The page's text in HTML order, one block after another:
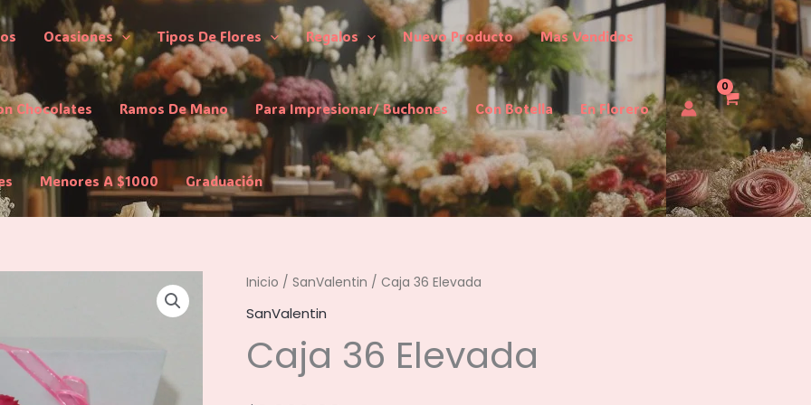
Ocasiones Tipos De Flores Regalos Nuevo Producto Mas Vendidos
Chocolates Ramos De Mano Para Impresionar/ Buchones Con Botella En Florero
Menores A $1000 Graduación
Inicio / SanValentin / Caja 36 Elevada
SanValentin
Caja 36 Elevada